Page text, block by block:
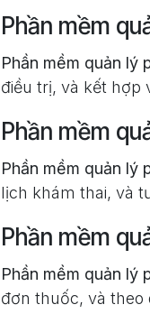
Phần mềm
Phần mềm quản lý
điều trị, và kết hợp
Phần mềm
Phần mềm quản lý
lịch khám thai, và
Phần mềm
Phần mềm quản lý
đơn thuốc, và theo